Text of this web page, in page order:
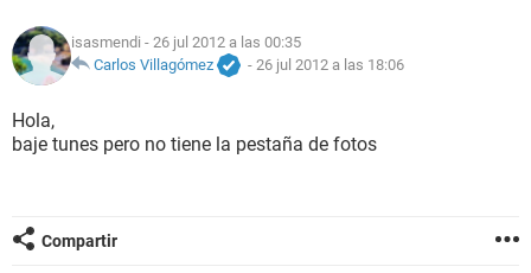
isasmendi - 26 jul 2012 a las 00:35
Carlos Villagómez
- 26 jul 2012 a las 18:06
Hola,
baje tunes pero no tiene la pestaña de fotos
Compartir